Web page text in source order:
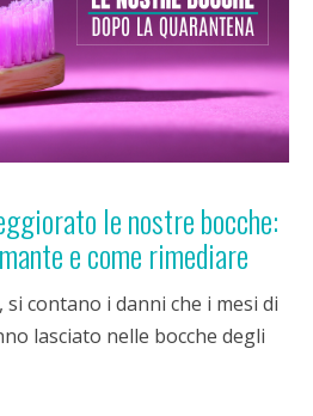
le nostre bocche:
e come rimediare
si contano i danni che i mesi di
lasciato nelle bocche degli